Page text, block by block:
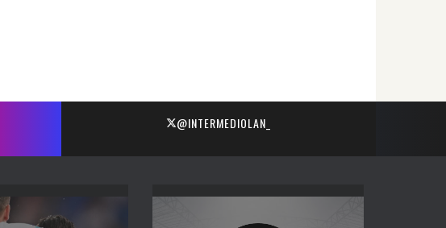
@INTERMEDIOLAN_